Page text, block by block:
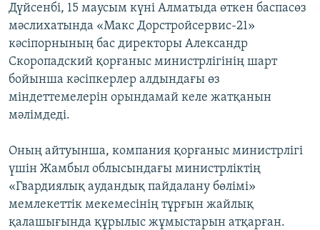
Дүйсенбі, 15 маусым күні Алматыда өткен баспасөз
мәслихатында «Макс Дорстройсервис-21»
кәсіпорнының бас директоры Александр
Скоропадский қорғаныс министрлігінің шарт
бойынша кәсіпкерлер алдындағы өз
міндеттемелерін орындамай келе жатқанын
мәлімдеді.
Оның айтуынша, компания қорғаныс министрлігі
үшін Жамбыл облысындағы министрліктің
«Гвардиялық аудандық пайдалану бөлімі»
мемлекеттік мекемесінің тұрғын жайлық
қалашығында құрылыс жұмыстарын атқарған.